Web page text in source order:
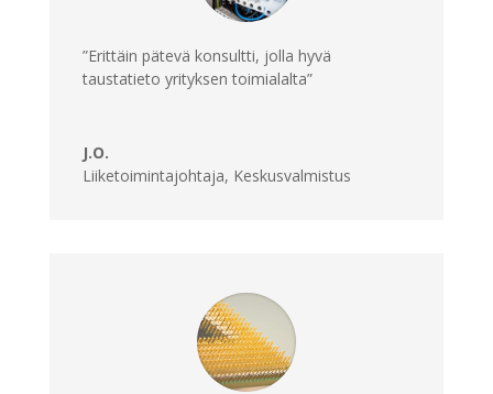
”Erittäin pätevä konsultti, jolla hyvä
taustatieto yrityksen toimialalta”
J.O.
Liiketoimintajohtaja, Keskusvalmistus